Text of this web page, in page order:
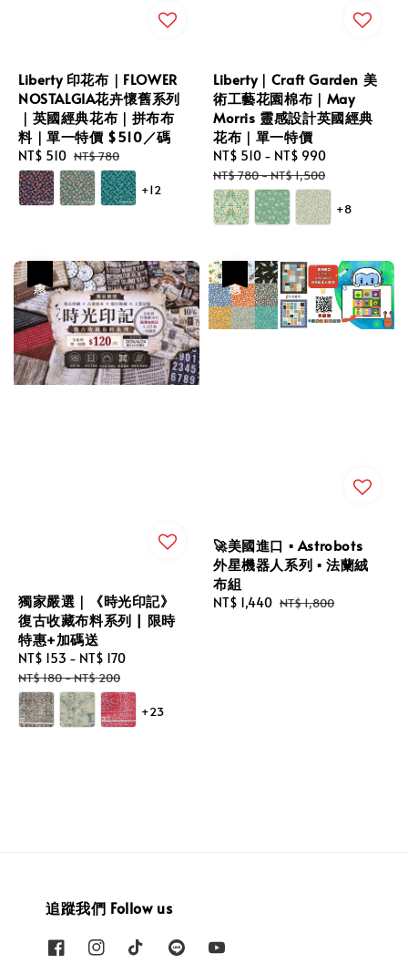
Liberty 印花布｜FLOWER
NOSTALGIA花卉懷舊系列
｜英國經典花布｜拼布布
料｜單一特價 $510／碼
Sale
price
NT$ 510 Regular
price
NT$ 780
+12
Liberty｜Craft Garden 美
術工藝花園棉布｜May
Morris 靈感設計英國經典
花布｜單一特價
Sale
price
NT$ 510 - NT$ 990
NT$ 780-NT$ 1,500
+8
獨家嚴選｜《時光印記》
復古收藏布料系列 | 限時
特惠+加碼送
Sale
price
NT$ 153 - NT$ 170
NT$ 180-NT$ 200
+23
🚀美國進口 ▪︎ Astrobots
外星機器人系列 ▪︎ 法蘭絨
布組
Sale
NT$ 1,440 Regular
NT$ 1,800
追蹤我們 Follow us